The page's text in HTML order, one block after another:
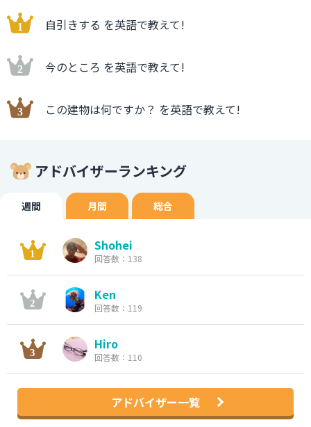
自引きする を英語で教えて!
今のところ を英語で教えて!
この建物は何ですか？ を英語で教えて!
アドバイザーランキング
週間 月間 総合
Shohei
回答数：138
Ken
回答数：119
Hiro
回答数：110
アドバイザー一覧